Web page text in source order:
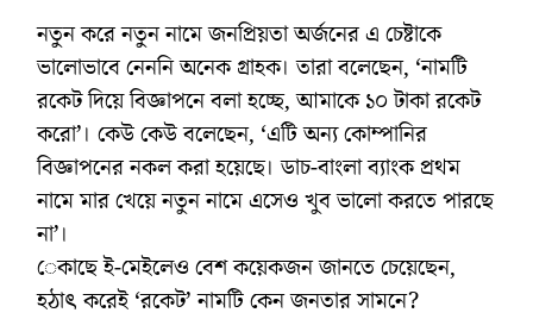
নতুন করে নতুন নামে জনপ্রিয়তা অর্জনের এ চেষ্টাকে
ভালোভাবে নেননি অনেক গ্রাহক। তারা বলেছেন, ‘নামটি
রকেট দিয়ে বিজ্ঞাপনে বলা হচ্ছে, আমাকে ১০ টাকা রকেট
করো’। কেউ কেউ বলেছেন, ‘এটি অন্য কোম্পানির
বিজ্ঞাপনের নকল করা হয়েছে। ডাচ-বাংলা ব্যাংক প্রথম
নামে মার খেয়ে নতুন নামে এসেও খুব ভালো করতে পারছে
না’।
েকাছে ই-মেইলেও বেশ কয়েকজন জানতে চেয়েছেন,
হঠাৎ করেই ‘রকেট’ নামটি কেন জনতার সামনে?